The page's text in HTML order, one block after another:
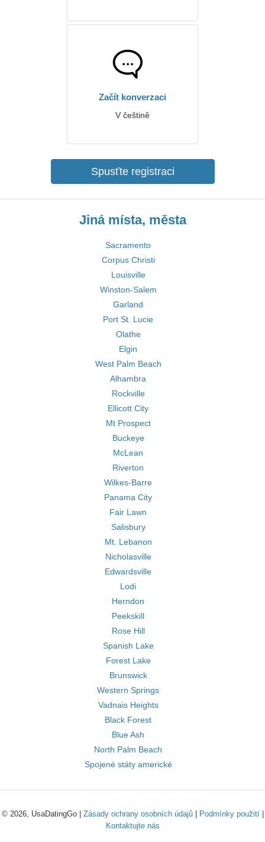
Začít konverzaci
V češtině
Spusťte registraci
Jiná místa, města
Sacramento
Corpus Christi
Louisville
Winston-Salem
Garland
Port St. Lucie
Olathe
Elgin
West Palm Beach
Alhambra
Rockville
Ellicott City
Mt Prospect
Buckeye
McLean
Riverton
Wilkes-Barre
Panama City
Fair Lawn
Salisbury
Mt. Lebanon
Nicholasville
Edwardsville
Lodi
Herndon
Peekskill
Rose Hill
Spanish Lake
Forest Lake
Brunswick
Western Springs
Vadnais Heights
Black Forest
Blue Ash
North Palm Beach
Spojené státy americké
© 2026, UsaDatingGo | Zásady ochrany osobních údajů| Podmínky použití|
Kontaktujte nás